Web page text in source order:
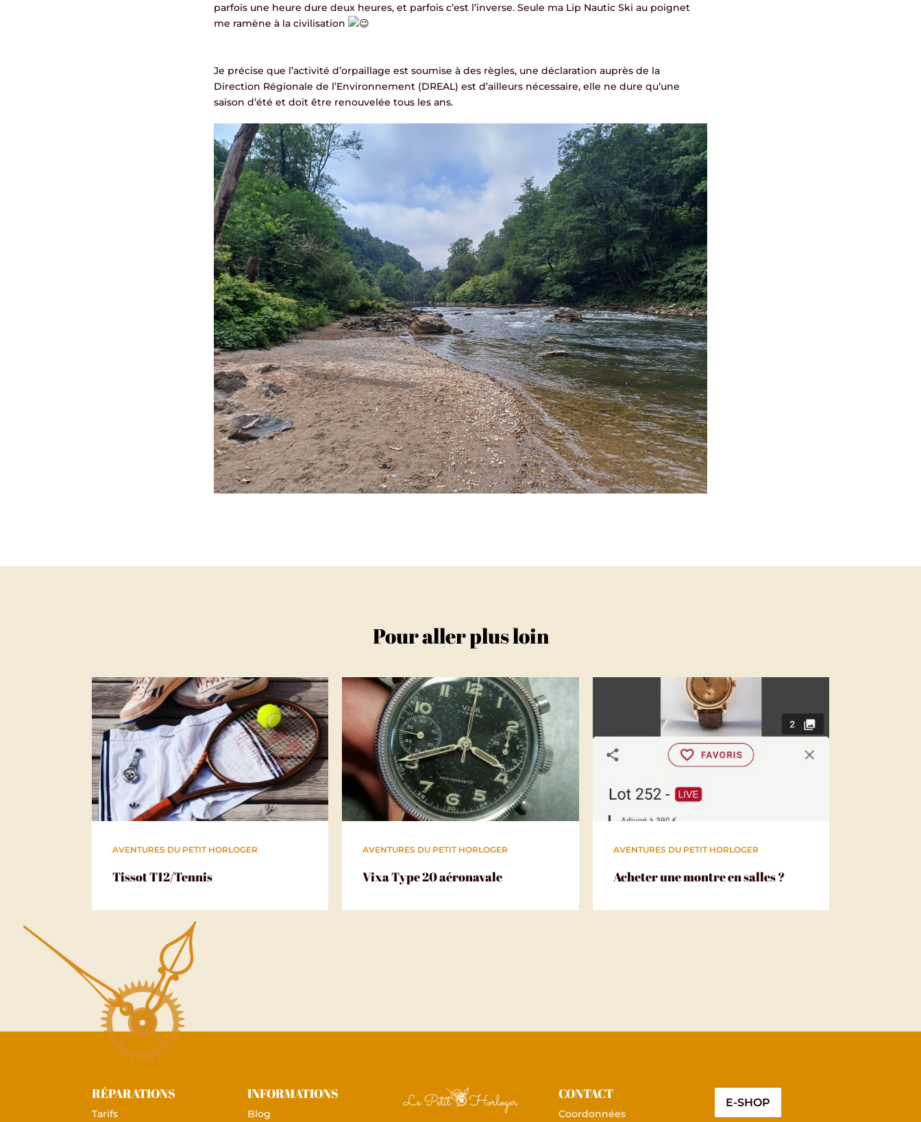
parfois une heure dure deux heures, et parfois c’est l’inverse. Seule ma Lip Nautic Ski au poignet
me ramène à la civilisation
Je précise que l’activité d’orpaillage est soumise à des règles, une déclaration auprès de la
Direction Régionale de l’Environnement (DREAL) est d’ailleurs nécessaire, elle ne dure qu’une
saison d’été et doit être renouvelée tous les ans.
Pour aller plus loin
Tissot T12/Tennis
AVENTURES DU PETIT HORLOGER